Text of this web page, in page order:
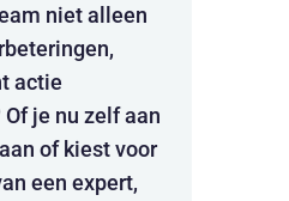
niet alleen
actie
je nu zelf aan
of kiest voor
een expert,